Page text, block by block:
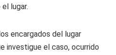
lugar.
encargados del lugar
investigue el caso, ocurrido